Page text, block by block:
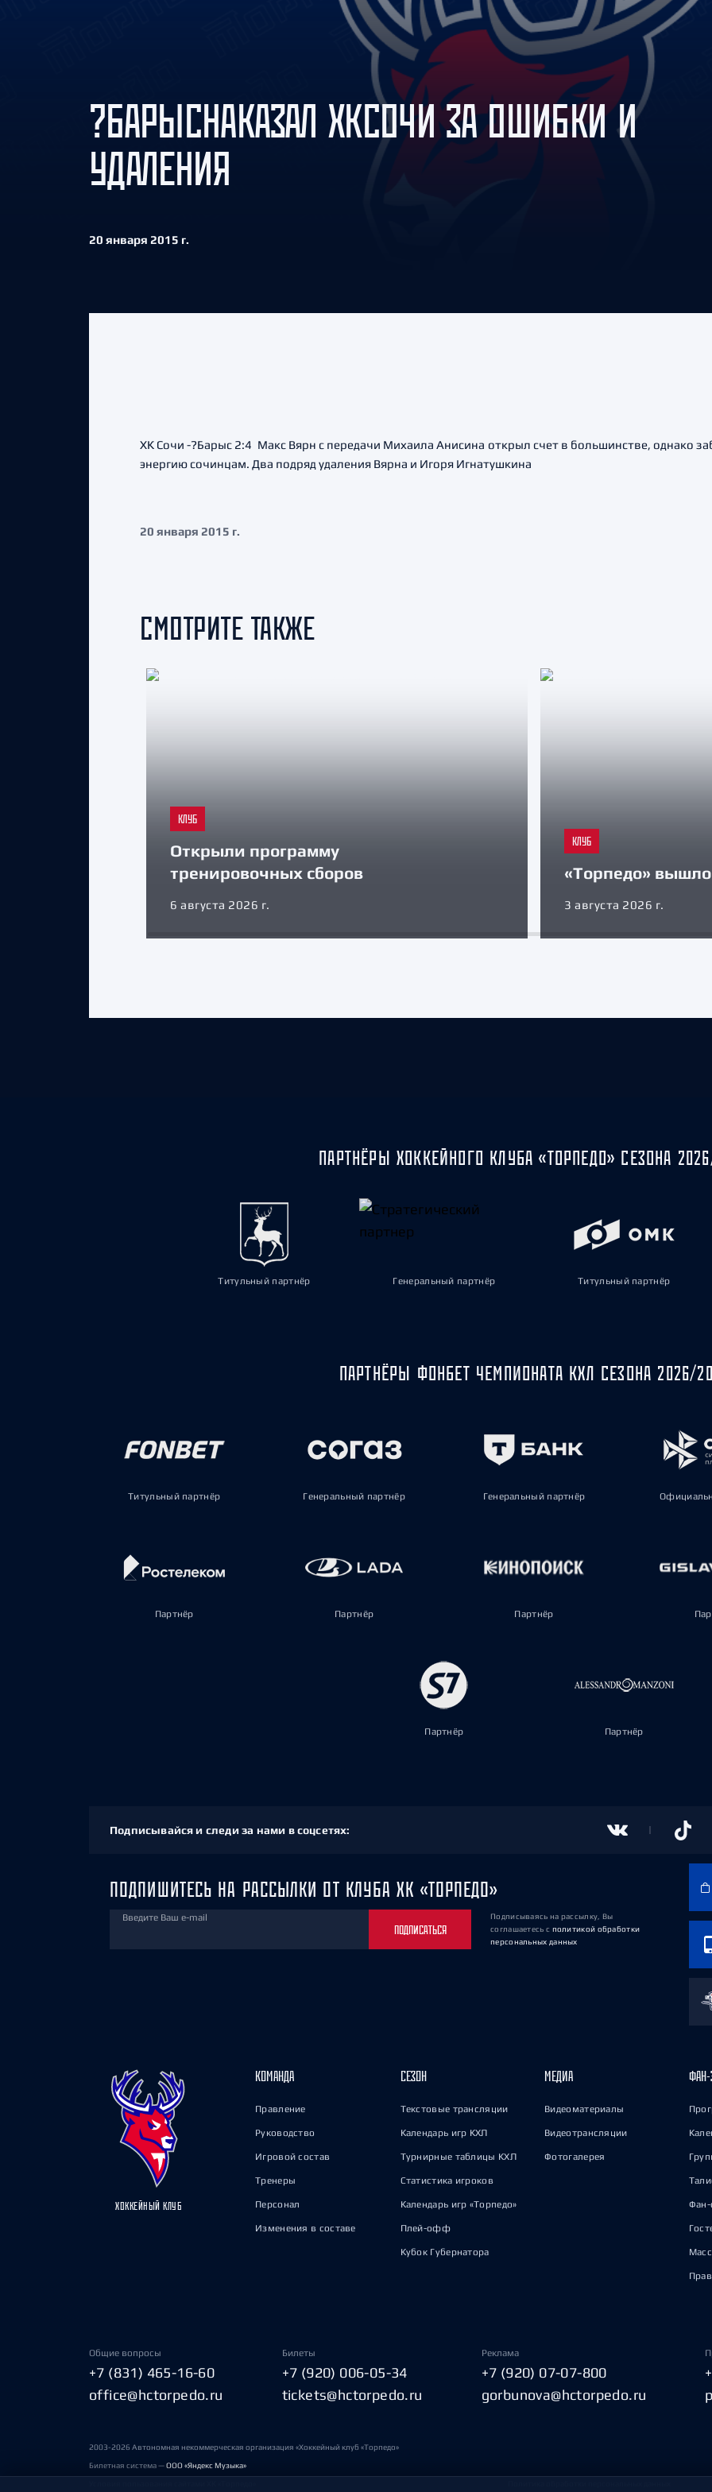
Амур
Барыс
Салават Юлаев
Сибирь
?БАРЫСНАКАЗАЛ ХКСОЧИ ЗА ОШИБКИ И
УДАЛЕНИЯ
20 января 2015 г.
ХК Сочи -?Барыс 2:4 Макс Вярн с передачи Михаила Анисина открыл счет в большинстве, однако
энергию сочинцам. Два подряд удаления Вярна и Игоря Игнатушкина
20 января 2015 г.
СМОТРИТЕ ТАКЖЕ
КЛУБ
Открыли программу
тренировочных сборов
6 августа 2026 г.
КЛУБ
«Торпедо» вышло
3 августа 2026 г.
ПАРТНЁРЫ ХОККЕЙНОГО КЛУБА «ТОРПЕДО» СЕЗОНА
Титульный партнёр Генеральный партнёр Титульный партнёр
ПАРТНЁРЫ ФОНБЕТ ЧЕМПИОНАТА КХЛ СЕЗОНА 2026/
Титульный партнёр Генеральный партнёр Генеральный партнёр
Партнёр Партнёр Партнёр
Партнёр Партнёр
Подписывайся и следи за нами в соцсетях:
ПОДПИШИТЕСЬ НА РАССЫЛКИ ОТ КЛУБА ХК «ТОРПЕДО»
Введите Ваш e-mail
ПОДПИСАТЬСЯ
Подписываясь на рассылку, Вы
соглашаетесь с политикой обработки
персональных данных
ХОККЕЙНЫЙ КЛУБ
КОМАНДА
Правление
Руководство
Игровой состав
Тренеры
Персонал
Изменения в составе
СЕЗОН
Текстовые трансляции
Календарь игр КХЛ
Турнирные таблицы КХЛ
Статистика игроков
Календарь игр «Торпедо»
Плей-офф
Кубок Губернатора
МЕДИА
Видеоматериалы
Видеотрансляции
Фотогалерея
ФАН-
Фан-
Общие вопросы
+7 (831) 465-16-60
office@hctorpedo.ru
Билеты
+7 (920) 006-05-34
tickets@hctorpedo.ru
Реклама
+7 (920) 07-07-800
gorbunova@hctorpedo.ru
2003-2026 Автономная некоммерческая организация «Хоккейный клуб «Торпедо»
Билетная система —ООО «Яндекс Музыка»